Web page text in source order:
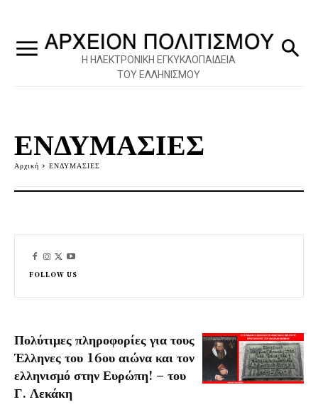
Η ΗΛΕΚΤΡΟΝΙΚΗ ΕΓΚΥΚΛΟΠΑΙΔΕΙΑ
ΤΟΥ ΕΛΛΗΝΙΣΜΟΥ
ΕΝΔΥΜΑΣΙΕΣ
Αρχική ΕΝΔΥΜΑΣΙΕΣ
Πολύτιμες πληροφορίες για τους
Έλληνες του 16ου αιώνα και τον
ελληνισμό στην Ευρώπη! – του
Γ. Λεκάκη
FOLLOW US